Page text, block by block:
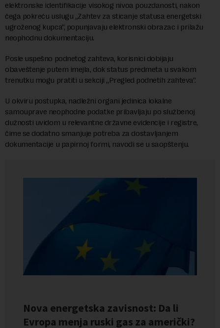
elektronske identifikacije visokog nivoa pouzdanosti, nakon
čega pokreću uslugu „Zahtev za sticanje statusa energetski
ugroženog kupca“, popunjavaju elektronski obrazac i prilažu
neophodnu dokumentaciju.
Posle uspešno podnetog zahteva, korisnici dobijaju
obaveštenje putem imejla, dok status predmeta u svakom
trenutku mogu pratiti u sekciji „Pregled podnetih zahteva“.
U okviru postupka, nadležni organi jedinica lokalne
samouprave neophodne podatke pribavljaju po službenoj
dužnosti uvidom u relevantne državne evidencije i registre,
čime se dodatno smanjuje potreba za dostavljanjem
dokumentacije u papirnoj formi, navodi se u saopštenju.